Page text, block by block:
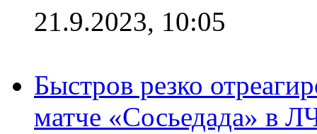
21.9.2023, 10:05
Быстров резко
матче «Сосьедада» в